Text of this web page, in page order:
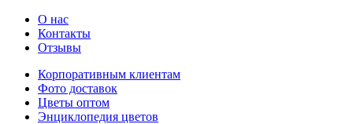
О нас
Контакты
Отзывы
Корпоративным клиентам
Фото доставок
Цветы оптом
Энциклопедия цветов